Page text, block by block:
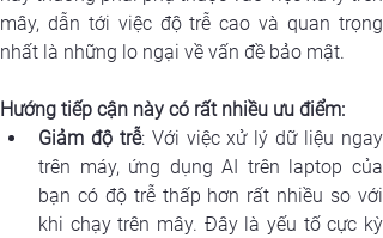
mây, dẫn tới việc độ trễ cao và quan trọng
nhất là những lo ngại về vấn đề bảo mật.
Hướng tiếp cận này có rất nhiều ưu điểm:
Giảm độ trễ: Với việc xử lý dữ liệu ngay
trên máy, ứng dụng AI trên laptop của
bạn có độ trễ thấp hơn rất nhiều so với
khi chạy trên mây. Đây là yếu tố cực kỳ